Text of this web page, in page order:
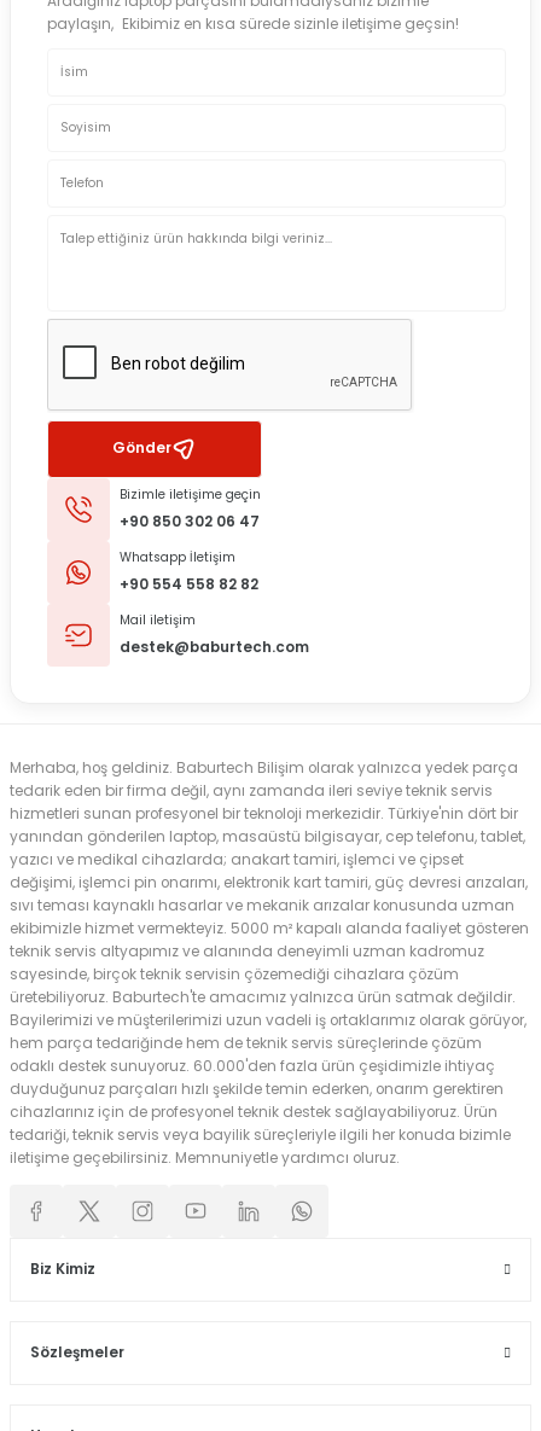
paylaşın, Ekibimiz en kısa sürede sizinle iletişime geçsin!
Gönder
Bizimle iletişime geçin
+90 850 302 06 47
Whatsapp İletişim
+90 554 558 82 82
Mail iletişim
destek@baburtech.com
Merhaba, hoş geldiniz. Baburtech Bilişim olarak yalnızca yedek parça
tedarik eden bir firma değil, aynı zamanda ileri seviye teknik servis
hizmetleri sunan profesyonel bir teknoloji merkezidir. Türkiye'nin dört bir
yanından gönderilen laptop, masaüstü bilgisayar, cep telefonu, tablet,
yazıcı ve medikal cihazlarda; anakart tamiri, işlemci ve çipset
değişimi, işlemci pin onarımı, elektronik kart tamiri, güç devresi arızaları,
sıvı teması kaynaklı hasarlar ve mekanik arızalar konusunda uzman
ekibimizle hizmet vermekteyiz. 5000 m² kapalı alanda faaliyet gösteren
teknik servis altyapımız ve alanında deneyimli uzman kadromuz
sayesinde, birçok teknik servisin çözemediği cihazlara çözüm
üretebiliyoruz. Baburtech'te amacımız yalnızca ürün satmak değildir.
Bayilerimizi ve müşterilerimizi uzun vadeli iş ortaklarımız olarak görüyor,
hem parça tedariğinde hem de teknik servis süreçlerinde çözüm
odaklı destek sunuyoruz. 60.000'den fazla ürün çeşidimizle ihtiyaç
duyduğunuz parçaları hızlı şekilde temin ederken, onarım gerektiren
cihazlarınız için de profesyonel teknik destek sağlayabiliyoruz. Ürün
tedariği, teknik servis veya bayilik süreçleriyle ilgili her konuda bizimle
iletişime geçebilirsiniz. Memnuniyetle yardımcı oluruz.
Biz Kimiz
Sözleşmeler